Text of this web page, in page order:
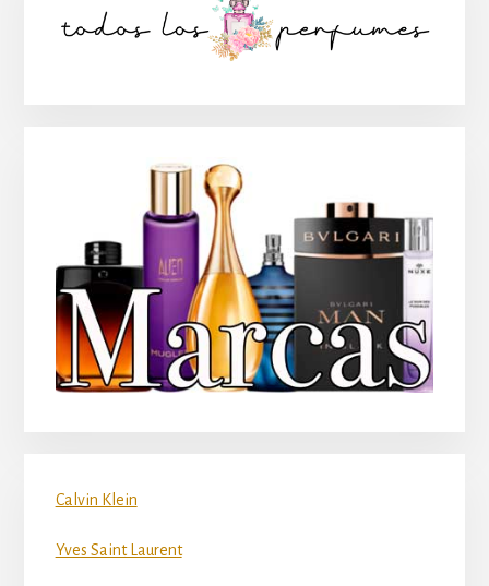
lateral
Calvin Klein
Yves Saint Laurent